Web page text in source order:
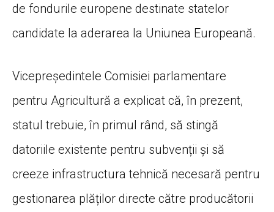
de fondurile europene destinate statelor
candidate la aderarea la Uniunea Europeană.
Vicepreședintele Comisiei parlamentare
pentru Agricultură a explicat că, în prezent,
statul trebuie, în primul rând, să stingă
datoriile existente pentru subvenții și să
creeze infrastructura tehnică necesară pentru
gestionarea plăților directe către producătorii